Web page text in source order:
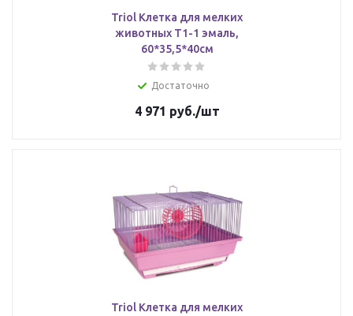
Triol Клетка для мелких
животных Т1-1 эмаль,
60*35,5*40см
Достаточно
4 971 руб./шт
Triol Клетка для мелких